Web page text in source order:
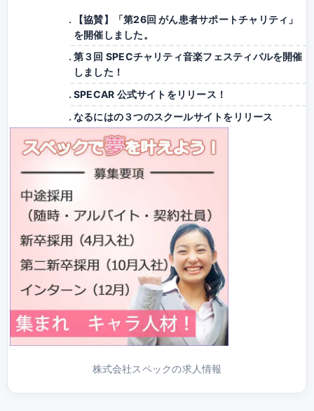
【協賛】「第26回 がん患者サポートチャリティ」
を開催しました。
第３回 SPECチャリティ音楽フェスティバルを開催
しました！
SPECAR 公式サイトをリリース！
なるにはの３つのスクールサイトをリリース
株式会社スペックの求人情報